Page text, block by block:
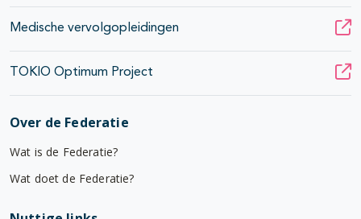
Medische vervolgopleidingen
TOKIO Optimum Project
Over de Federatie
Wat is de Federatie?
Wat doet de Federatie?